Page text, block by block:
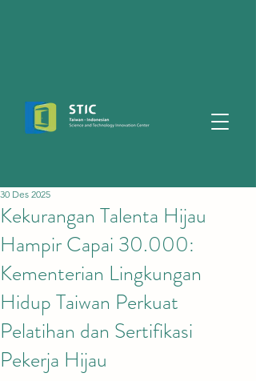
Kekurangan Talenta Hijau
Hampir Capai 30.000:
Kementerian Lingkungan
Hidup Taiwan Perkuat
Pelatihan dan Sertifikasi
Pekerja Hijau
30 Des 2025